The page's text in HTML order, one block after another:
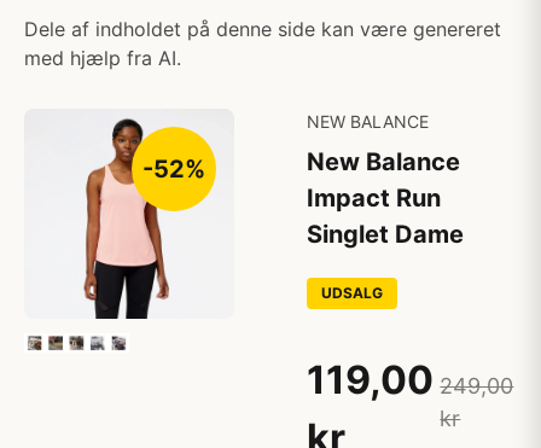
Dele af indholdet på denne side kan være genereret
med hjælp fra AI.
-52%
NEW BALANCE
New Balance
Impact Run
Singlet Dame
UDSALG
119,00
kr
249,00
kr